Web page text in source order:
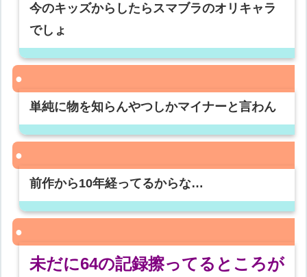
今のキッズからしたらスマブラのオリキャラ
でしょ
単純に物を知らんやつしかマイナーと言わん
前作から10年経ってるからな…
未だに64の記録擦ってるところが